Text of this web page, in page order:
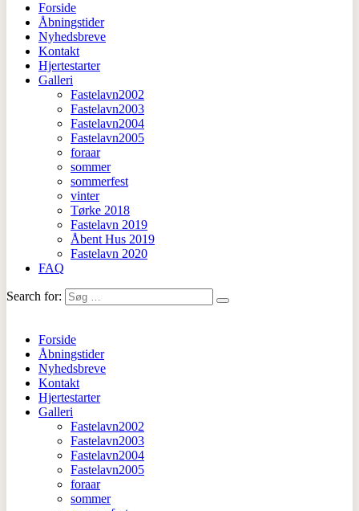
Forside
Åbningstider
Nyhedsbreve
Kontakt
Hjertestarter
Galleri
Fastelavn2002
Fastelavn2003
Fastelavn2004
Fastelavn2005
foraar
sommer
sommerfest
vinter
Tørke 2018
Fastelavn 2019
Åbent Hus 2019
Fastelavn 2020
FAQ
Search for:
Forside
Åbningstider
Nyhedsbreve
Kontakt
Hjertestarter
Galleri
Fastelavn2002
Fastelavn2003
Fastelavn2004
Fastelavn2005
foraar
sommer